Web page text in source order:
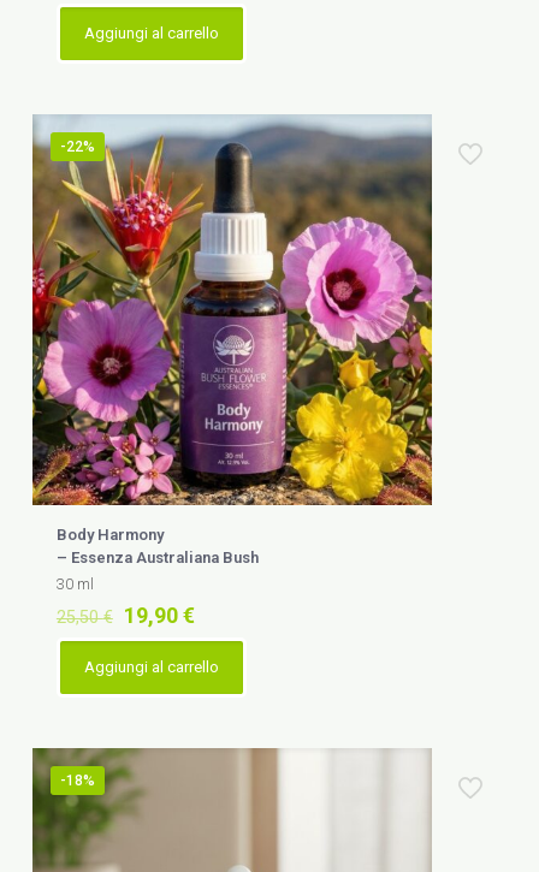
originale
era:
attuale
Aggiungi al carrello
-22%
Body Harmony
– Essenza Australiana Bush
30 ml
25,50€ Il
prezzo
originale
era:
19,90€Il
prezzo
attuale
Aggiungi al carrello
-18%